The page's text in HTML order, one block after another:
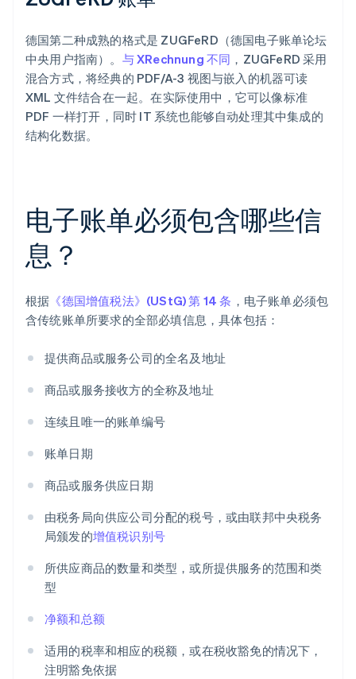
德国第二种成熟的格式是 ZUGFeRD（德国电子账单论坛
中央用户指南）。 与 XRechnung 不同 ，ZUGFeRD 采用
混合方式，将经典的 PDF/A-3 视图与嵌入的机器可读
XML 文件结合在一起。在实际使用中，它可以像标准
PDF 一样打开，同时 IT 系统也能够自动处理其中集成的
结构化数据。
电子账单必须包含哪些信
息？
根据 《德国增值税法》(UStG) 第 14 条 ，电子账单必须包
含传统账单所要求的全部必填信息，具体包括：
提供商品或服务公司的全名及地址
商品或服务接收方的全称及地址
连续且唯一的账单编号
账单日期
商品或服务供应日期
由税务局向供应公司分配的税号，或由联邦中央税务
局颁发的增值税识别号
所供应商品的数量和类型，或所提供服务的范围和类
型
净额和总额
适用的税率和相应的税额，或在税收豁免的情况下，
注明豁免依据